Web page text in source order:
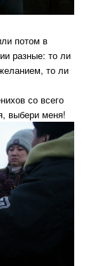
потом в
разные: то ли
то ли
со всего
выбери меня!